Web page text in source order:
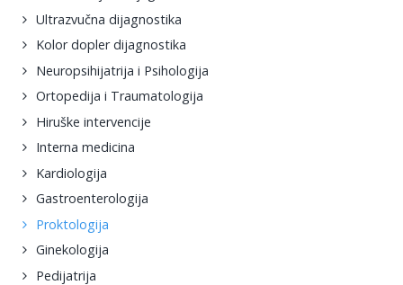
Ultrazvučna dijagnostika
Kolor dopler dijagnostika
Neuropsihijatrija i Psihologija
Ortopedija i Traumatologija
Hiruške intervencije
Interna medicina
Kardiologija
Gastroenterologija
Proktologija
Ginekologija
Pedijatrija